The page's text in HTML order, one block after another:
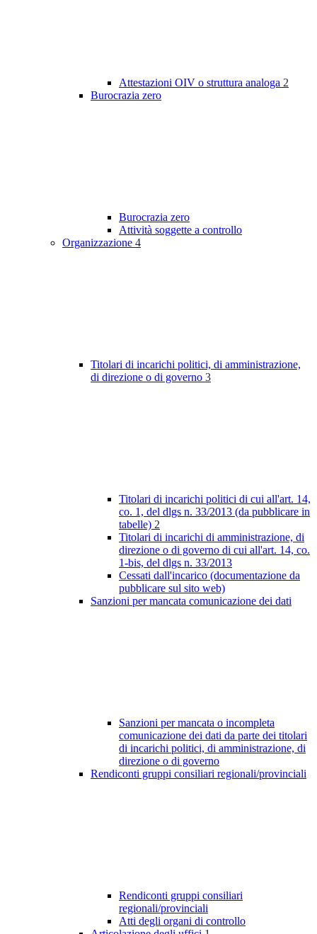
Attestazioni OIV o struttura analoga 2
Burocrazia zero
Burocrazia zero
Attività soggette a controllo
Organizzazione 4
Titolari di incarichi politici, di amministrazione,
di direzione o di governo 3
Titolari di incarichi politici di cui all'art. 14,
co. 1, del dlgs n. 33/2013 (da pubblicare in
tabelle) 2
Titolari di incarichi di amministrazione, di
direzione o di governo di cui all'art. 14, co.
1-bis, del dlgs n. 33/2013
Cessati dall'incarico (documentazione da
pubblicare sul sito web)
Sanzioni per mancata comunicazione dei dati
Sanzioni per mancata o incompleta
comunicazione dei dati da parte dei titolari
di incarichi politici, di amministrazione, di
direzione o di governo
Rendiconti gruppi consiliari regionali/provinciali
Rendiconti gruppi consiliari
regionali/provinciali
Atti degli organi di controllo